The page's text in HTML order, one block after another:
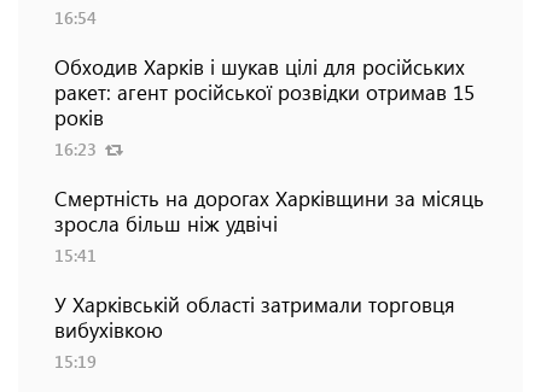
16:54
Обходив Харків і шукав цілі для російських
ракет: агент російської розвідки отримав 15
років
16:23
Смертність на дорогах Харківщини за місяць
зросла більш ніж удвічі
15:41
У Харківській області затримали торговця
вибухівкою
15:19